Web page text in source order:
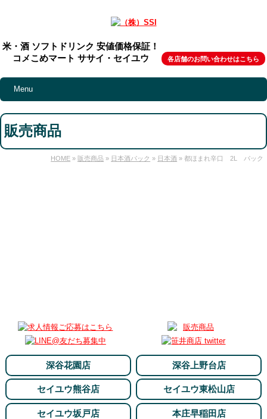
米・酒 ソフトドリンク 安値価格保証！
コメこめマート ササイ・セイユウ
各店舗のお問い合わせはこちら
Menu
販売商品
HOME » 販売商品 » 日本酒パック » 日本酒 » 都ほまれ辛口 2L パック
深谷花園店 深谷上野台店
セイユウ熊谷店 セイユウ東松山店
セイユウ坂戸店 本庄早稲田店